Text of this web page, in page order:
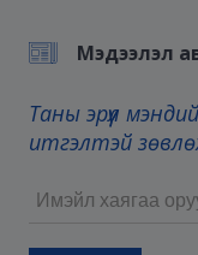
Мэдээлэл
Таны эрүүл
итгэлтэй